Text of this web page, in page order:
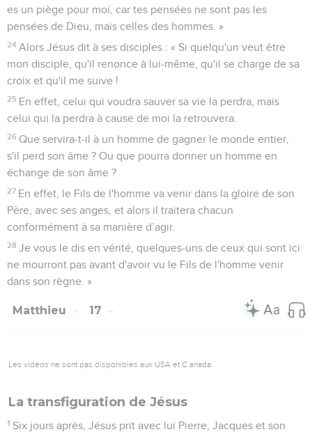
es un piège pour moi, car tes pensées ne sont pas les
pensées de Dieu, mais celles des hommes. »
24 Alors Jésus dit à ses disciples : « Si quelqu'un veut être
mon disciple, qu'il renonce à lui-même, qu'il se charge de sa
croix et qu'il me suive !
25 En effet, celui qui voudra sauver sa vie la perdra, mais
celui qui la perdra à cause de moi la retrouvera.
26 Que servira-t-il à un homme de gagner le monde entier,
s'il perd son âme ? Ou que pourra donner un homme en
échange de son âme ?
27 En effet, le Fils de l'homme va venir dans la gloire de son
Père, avec ses anges, et alors il traitera chacun
conformément à sa manière d’agir.
28 Je vous le dis en vérité, quelques-uns de ceux qui sont ici
ne mourront pas avant d'avoir vu le Fils de l'homme venir
dans son règne. »
Matthieu 17
Les vidéos ne sont pas disponibles aux USA et C anada.
La transfiguration de Jésus
1 Six jours après, Jésus prit avec lui Pierre, Jacques et son